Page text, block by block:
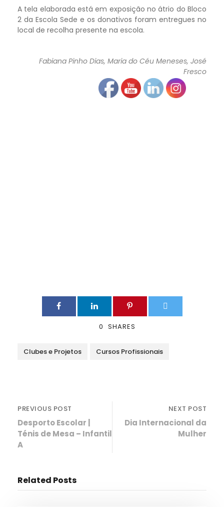
A tela elaborada está em exposição no átrio do Bloco
2 da Escola Sede e os donativos foram entregues no
local de recolha presente na escola.
Fabiana Pinho Dias, Maria do Céu Meneses, José
Fresco
0 SHARES
Clubes e Projetos Cursos Profissionais
PREVIOUS POST
Desporto Escolar |
Ténis de Mesa – Infantil
A
NEXT POST
Dia Internacional da
Mulher
Related Posts
Desporto,Notícias